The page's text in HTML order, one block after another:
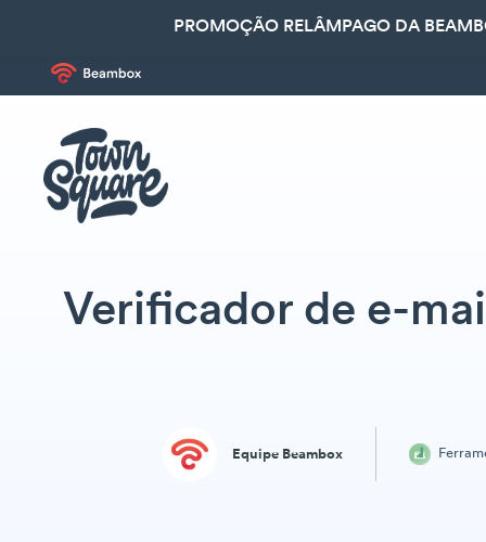
PROMOÇÃO RELÂMPAGO DA
Verificador de e-
Equipe Beambox